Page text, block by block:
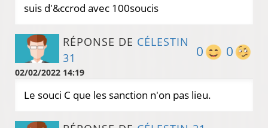
suis d'&ccrod avec 100soucis
0
0
RÉPONSE DE CÉLESTIN
31
02/02/2022 14:19
Le souci C que les sanction n'on pas lieu.